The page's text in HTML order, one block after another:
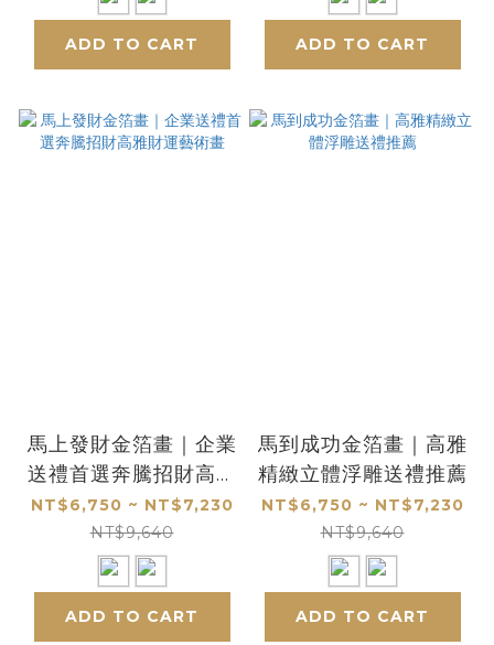
ADD TO CART ADD TO CART
馬上發財金箔畫｜企業
送禮首選奔騰招財高雅
財運藝術畫
NT$6,750 ~ NT$7,230
NT$9,640
ADD TO CART
馬到成功金箔畫｜高雅
精緻立體浮雕送禮推薦
NT$6,750 ~ NT$7,230
NT$9,640
ADD TO CART